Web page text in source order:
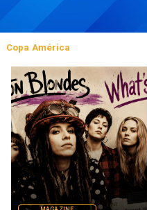
Copa América